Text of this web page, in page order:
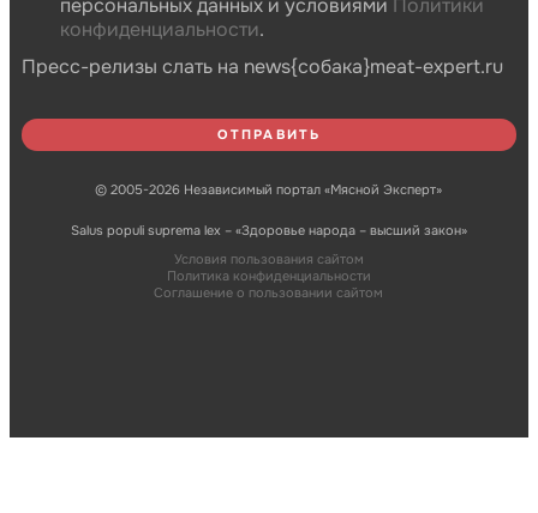
персональных данных и условиями Политики
конфиденциальности.
Пресс-релизы слать на news{собака}meat-expert.ru
© 2005-2026 Независимый портал «Мясной Эксперт»
Salus populi suprema lex – «Здоровье народа – высший закон»
Условия пользования сайтом
Политика конфиденциальности
Соглашение о пользовании сайтом